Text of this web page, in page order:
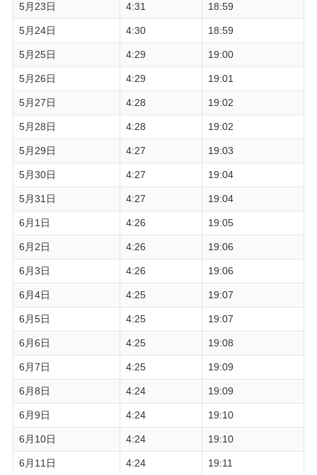
5月23日 4:31 18:59
5月24日 4:30 18:59
5月25日 4:29 19:00
5月26日 4:29 19:01
5月27日 4:28 19:02
5月28日 4:28 19:02
5月29日 4:27 19:03
5月30日 4:27 19:04
5月31日 4:27 19:04
6月1日 4:26 19:05
6月2日 4:26 19:06
6月3日 4:26 19:06
6月4日 4:25 19:07
6月5日 4:25 19:07
6月6日 4:25 19:08
6月7日 4:25 19:09
6月8日 4:24 19:09
6月9日 4:24 19:10
6月10日 4:24 19:10
6月11日 4:24 19:11